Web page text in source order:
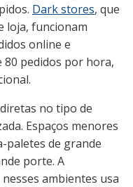
Dark stores, que
loja, funcionam
online e
80 pedidos por hora,
no tipo de
Espaços menores
de grande
porte. A
ambientes usa